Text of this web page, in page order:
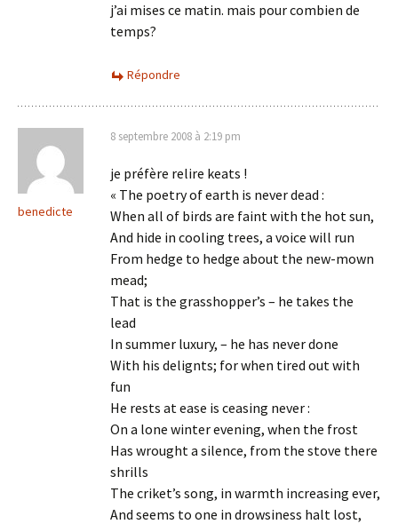
j’ai mises ce matin. mais pour combien de
temps?
Répondre
benedicte
8 septembre 2008 à 2:19 pm
je préfère relire keats !
« The poetry of earth is never dead :
When all of birds are faint with the hot sun,
And hide in cooling trees, a voice will run
From hedge to hedge about the new-mown
mead;
That is the grasshopper’s – he takes the
lead
In summer luxury, – he has never done
With his delignts; for when tired out with
fun
He rests at ease is ceasing never :
On a lone winter evening, when the frost
Has wrought a silence, from the stove there
shrills
The criket’s song, in warmth increasing ever,
And seems to one in drowsiness halt lost,